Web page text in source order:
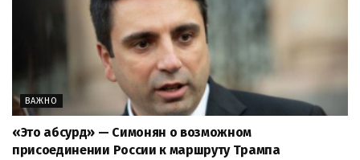
ВАЖНО
«Это абсурд» — Симонян о возможном
присоединении России к маршруту Трампа